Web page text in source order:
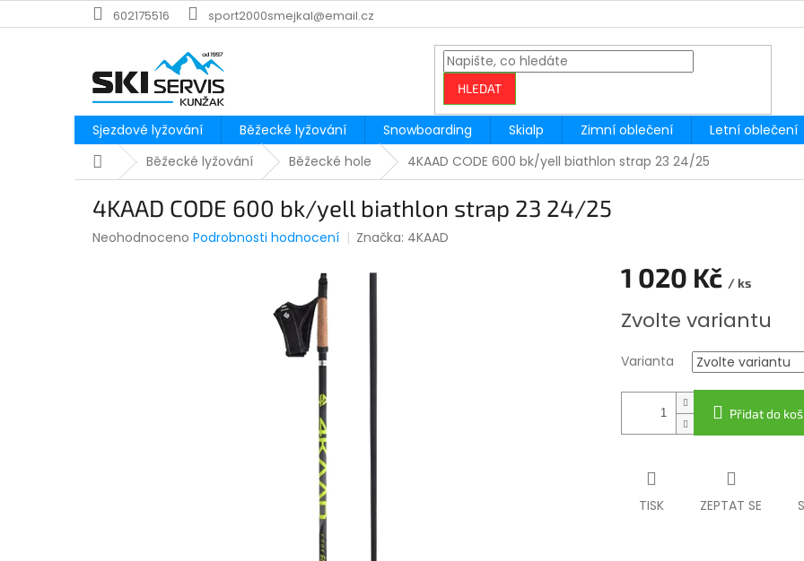
na
602175516 sport2000smejkal@email.cz
HLEDAT
Sjezdové lyžování Běžecké lyžování Snowboarding Skialp Zimní oblečení Letní oblečení
DomůBěžecké lyžování Běžecké hole 4KAAD CODE 600 bk/yell biathlon strap 23 24/25
4KAAD CODE 600 bk/yell biathlon strap 23 24/25
Průměrné
Neohodnoceno Podrobnosti hodnocení Značka: 4KAAD
1 020 Kč / ks
cena:
Zvolte variantu
Varianta
Přidat do
TISK ZEPTAT SE